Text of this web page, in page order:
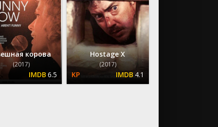
корова
(2017)
6.5
Hostage X
(2017)
4.1